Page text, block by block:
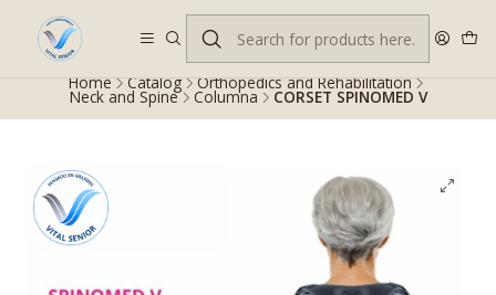
Despacho gratis en RM desde $100.000. Revisa las condiciones.
Home Catalog Orthopedics and Rehabilitation
Neck and Spine Columna CORSET SPINOMED V